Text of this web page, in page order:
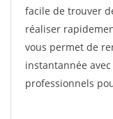
facile de trouver
réaliser
vous permet de
instantannée
professionnels